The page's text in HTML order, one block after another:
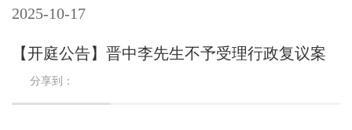
2025-10-17
【开庭公告】晋中李先生不予受理行政复议案
分享到：